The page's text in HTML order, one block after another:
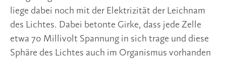
liege dabei noch mit der Elektrizität der Leichnam
des Lichtes. Dabei betonte Girke, dass jede Zelle
etwa 70 Millivolt Spannung in sich trage und diese
Sphäre des Lichtes auch im Organismus vorhanden